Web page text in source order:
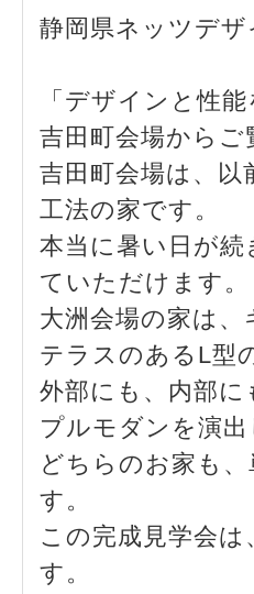
静岡県ネッツデ
「デザインと性
吉田町会場から
吉田町会場は、
工法の家です。
本当に暑い日が
ていただけます。
大洲会場の家は
テラスのあるL型
外部にも、内部
プルモダンを演出
どちらのお家も
す。
この完成見学会
す。